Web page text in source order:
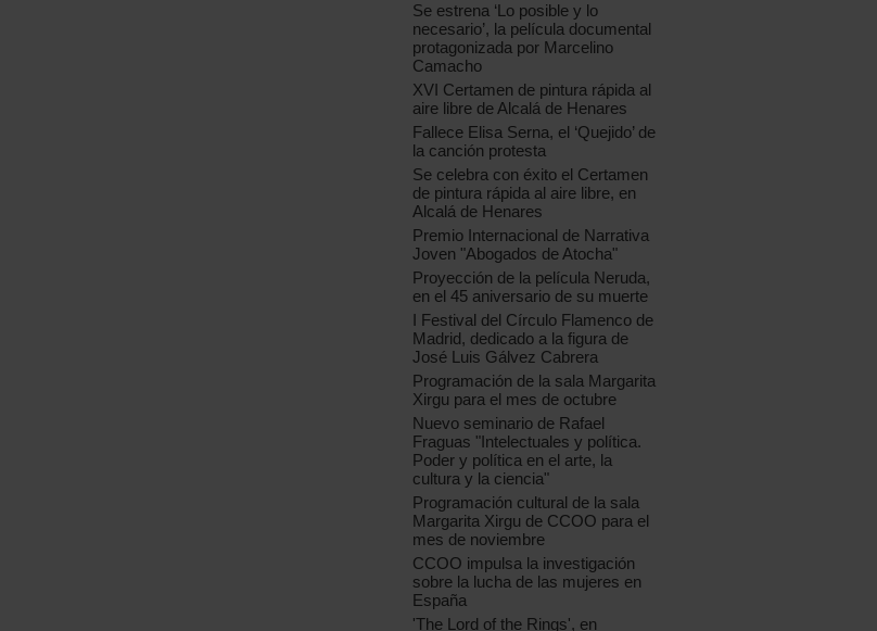
Se estrena ‘Lo posible y lo
necesario’, la película documental
protagonizada por Marcelino
Camacho
XVI Certamen de pintura rápida al
aire libre de Alcalá de Henares
Fallece Elisa Serna, el ‘Quejido’ de
la canción protesta
Se celebra con éxito el Certamen
de pintura rápida al aire libre, en
Alcalá de Henares
Premio Internacional de Narrativa
Joven "Abogados de Atocha"
Proyección de la película Neruda,
en el 45 aniversario de su muerte
I Festival del Círculo Flamenco de
Madrid, dedicado a la figura de
José Luis Gálvez Cabrera
Programación de la sala Margarita
Xirgu para el mes de octubre
Nuevo seminario de Rafael
Fraguas "Intelectuales y política.
Poder y política en el arte, la
cultura y la ciencia"
Programación cultural de la sala
Margarita Xirgu de CCOO para el
mes de noviembre
CCOO impulsa la investigación
sobre la lucha de las mujeres en
España
'The Lord of the Rings', en